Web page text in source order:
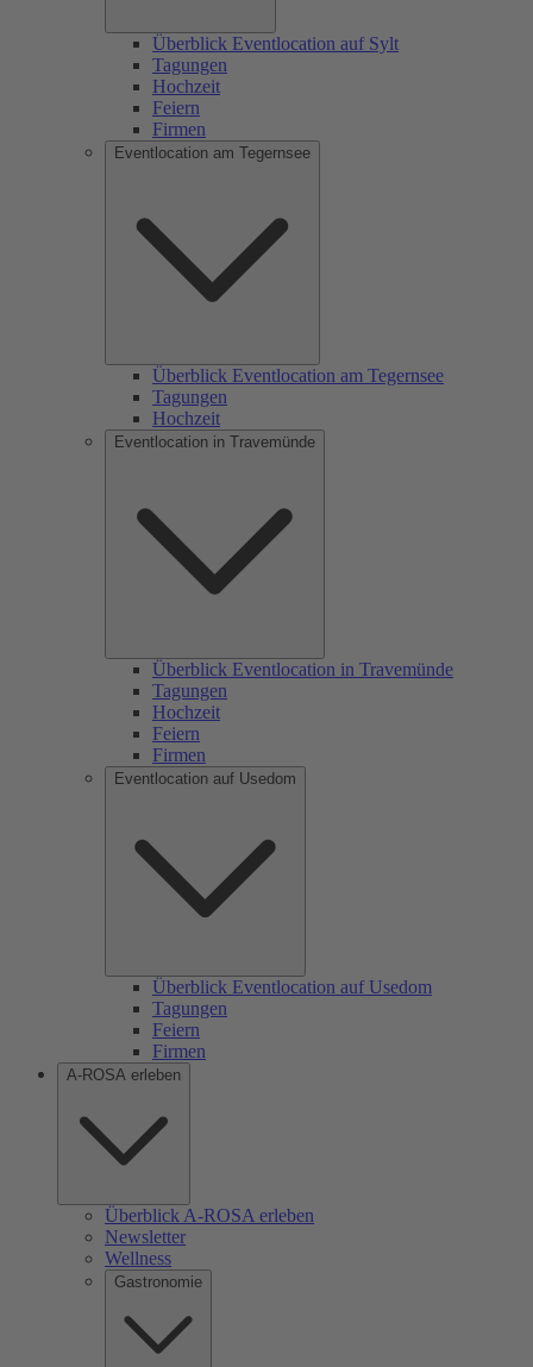
Überblick Eventlocation auf Sylt
Tagungen
Hochzeit
Feiern
Firmen
Eventlocation am Tegernsee
Überblick Eventlocation am Tegernsee
Tagungen
Hochzeit
Eventlocation in Travemünde
Überblick Eventlocation in Travemünde
Tagungen
Hochzeit
Feiern
Firmen
Eventlocation auf Usedom
Überblick Eventlocation auf Usedom
Tagungen
Feiern
Firmen
A-ROSA erleben
Überblick A-ROSA erleben
Newsletter
Wellness
Gastronomie